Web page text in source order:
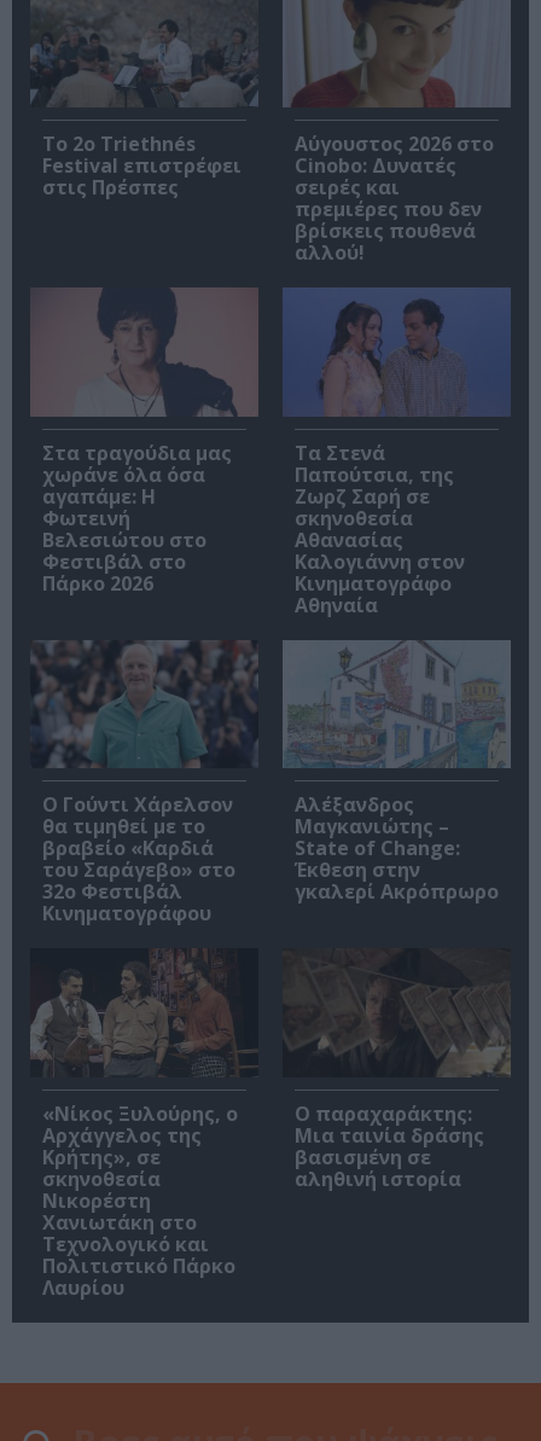
Το 2ο Triethnés
Festival επιστρέφει
στις Πρέσπες
Αύγουστος 2026 στο
Cinobo: Δυνατές
σειρές και
πρεμιέρες που δεν
βρίσκεις πουθενά
αλλού!
Στα τραγούδια μας
χωράνε όλα όσα
αγαπάμε: Η
Φωτεινή
Βελεσιώτου στο
Φεστιβάλ στο
Πάρκο 2026
Τα Στενά
Παπούτσια, της
Ζωρζ Σαρή σε
σκηνοθεσία
Αθανασίας
Καλογιάννη στον
Κινηματογράφο
Αθηναία
Ο Γούντι Χάρελσον
θα τιμηθεί με το
βραβείο «Καρδιά
του Σαράγεβο» στο
32ο Φεστιβάλ
Κινηματογράφου
Αλέξανδρος
Μαγκανιώτης –
State of Change:
Έκθεση στην
γκαλερί Ακρόπρωρο
«Νίκος Ξυλούρης, ο
Αρχάγγελος της
Κρήτης», σε
σκηνοθεσία
Νικορέστη
Χανιωτάκη στο
Τεχνολογικό και
Πολιτιστικό Πάρκο
Λαυρίου
Ο παραχαράκτης:
Μια ταινία δράσης
βασισμένη σε
αληθινή ιστορία